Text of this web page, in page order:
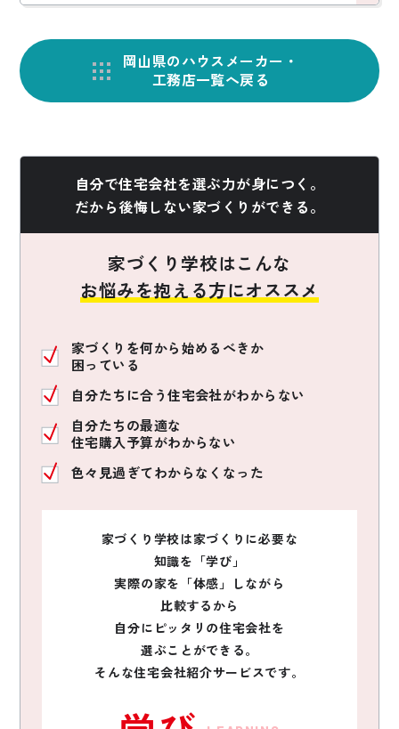
岡山県のハウスメーカー・
工務店一覧へ戻る
自分で住宅会社を選ぶ力が身につく。
だから後悔しない家づくりができる。
家づくり学校はこんな
お悩みを抱える方にオススメ
家づくりを何から始めるべきか
困っている
自分たちに合う住宅会社がわからない
自分たちの最適な
住宅購入予算がわからない
色々見過ぎてわからなくなった
家づくり学校は家づくりに必要な
知識を「学び」
実際の家を「体感」しながら
比較するから
自分にピッタリの住宅会社を
選ぶことができる。
そんな住宅会社紹介サービスです。